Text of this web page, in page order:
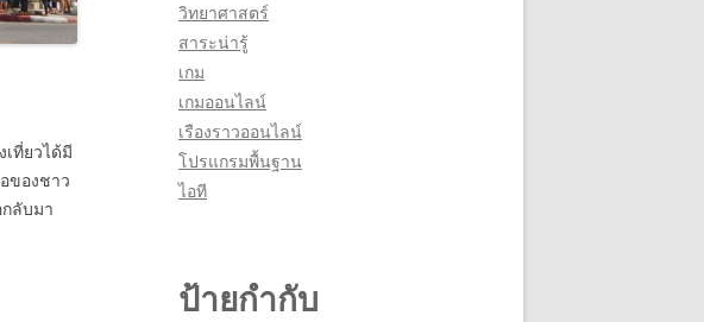
ที่ยวได้มี
ของชาว
ลับมา
วิทยาศาสตร์
สาระน่ารู้
เกม
เกมออนไลน์
เรืองราวออนไลน์
โปรแกรมพื้นฐาน
ไอที
ป้ายกำกับ